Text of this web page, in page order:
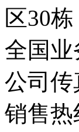
区30栋
全国业
公司传
销售热